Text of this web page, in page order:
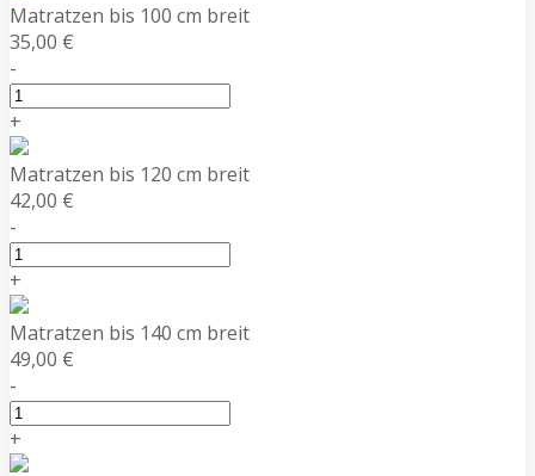
Matratzen bis 100 cm breit
35,00 €
-
+
Matratzen bis 120 cm breit
42,00 €
-
+
Matratzen bis 140 cm breit
49,00 €
-
+